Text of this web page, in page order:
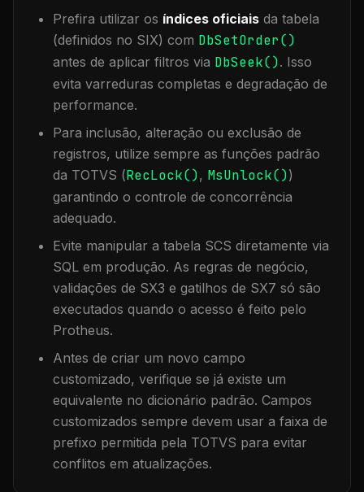
Prefira utilizar os índices oficiais da tabela
(definidos no SIX) com DbSetOrder()
antes de aplicar filtros via DbSeek(). Isso
evita varreduras completas e degradação de
performance.
Para inclusão, alteração ou exclusão de
registros, utilize sempre as funções padrão
da TOTVS (RecLock(), MsUnlock())
garantindo o controle de concorrência
adequado.
Evite manipular a tabela SCS diretamente via
SQL em produção. As regras de negócio,
validações de SX3 e gatilhos de SX7 só são
executados quando o acesso é feito pelo
Protheus.
Antes de criar um novo campo
customizado, verifique se já existe um
equivalente no dicionário padrão. Campos
customizados sempre devem usar a faixa de
prefixo permitida pela TOTVS para evitar
conflitos em atualizações.